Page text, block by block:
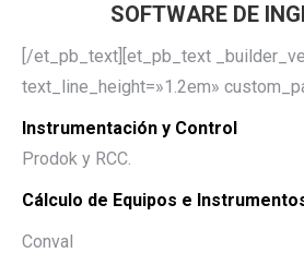
SOFTWARE DE
[/et_pb_text][et_pb_text
text_line_height=»1.2em»
Instrumentación y Control
Prodok y RCC.
Cálculo de Equipos e
Conval